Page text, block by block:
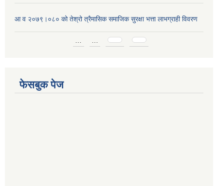
आ व २०७९।०८० को तेश्रो त्रैमासिक समाजिक सुरक्षा भत्ता लाभग्राही विवरण
फेसबुक पेज